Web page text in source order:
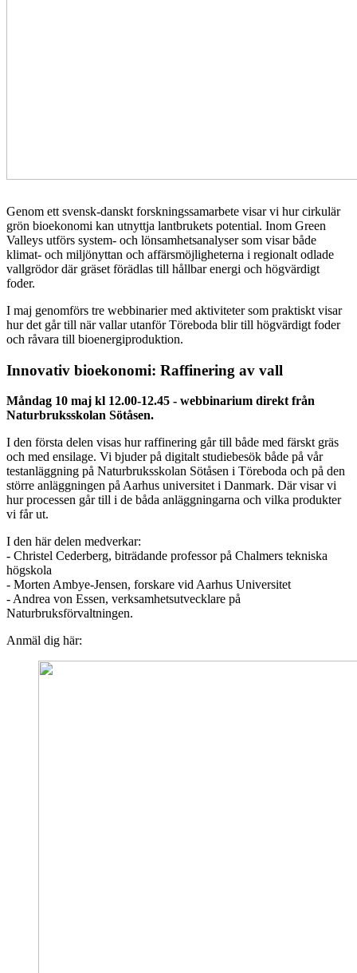
Genom ett svensk-danskt forskningssamarbete visar vi hur cirkulär
grön bioekonomi kan utnyttja lantbrukets potential. Inom Green
Valleys utförs system- och lönsamhetsanalyser som visar både
klimat- och miljönyttan och affärsmöjligheterna i regionalt odlade
vallgrödor där gräset förädlas till hållbar energi och högvärdigt
foder.
I maj genomförs tre webbinarier med aktiviteter som praktiskt visar
hur det går till när vallar utanför Töreboda blir till högvärdigt foder
och råvara till bioenergiproduktion.
Innovativ bioekonomi: Raffinering av vall
Måndag 10 maj kl 12.00-12.45 - webbinarium direkt från
Naturbruksskolan Sötåsen.
I den första delen visas hur raffinering går till både med färskt gräs
och med ensilage. Vi bjuder på digitalt studiebesök både på vår
testanläggning på Naturbruksskolan Sötåsen i Töreboda och på den
större anläggningen på Aarhus universitet i Danmark. Där visar vi
hur processen går till i de båda anläggningarna och vilka produkter
vi får ut.
I den här delen medverkar:
- Christel Cederberg, biträdande professor på Chalmers tekniska
högskola
- Morten Ambye-Jensen, forskare vid Aarhus Universitet
- Andrea von Essen, verksamhetsutvecklare på
Naturbruksförvaltningen.
Anmäl dig här: